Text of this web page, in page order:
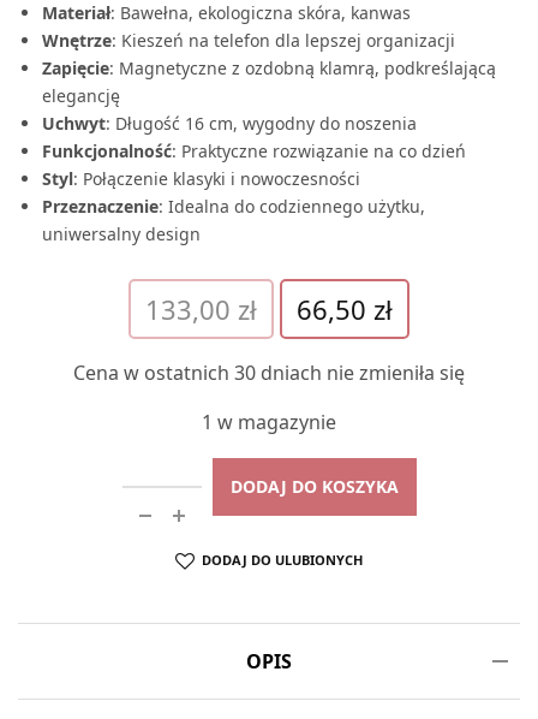
Materiał: Bawełna, ekologiczna skóra, kanwas
Wnętrze: Kieszeń na telefon dla lepszej organizacji
Zapięcie: Magnetyczne z ozdobną klamrą, podkreślającą
elegancję
Uchwyt: Długość 16 cm, wygodny do noszenia
Funkcjonalność: Praktyczne rozwiązanie na co dzień
Styl: Połączenie klasyki i nowoczesności
Przeznaczenie: Idealna do codziennego użytku,
uniwersalny design
133,00 zł
cena
66,50 zł
66,50 zł.
Cena w ostatnich 30 dniach nie zmieniła się
1 w magazynie
DODAJ DO KOSZYKA
DODAJ DO ULUBIONYCH
OPIS